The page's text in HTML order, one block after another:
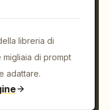
libreria di
migliaia di prompt
adattare.